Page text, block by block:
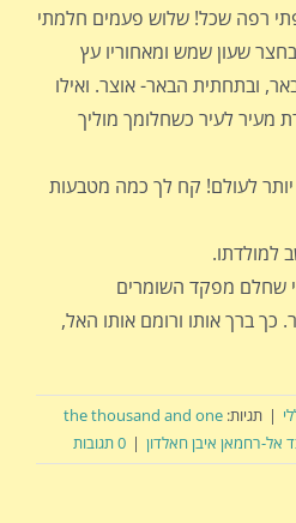
רפה שכל! שלוש פעמים חלמתי
שעון שמש ומאחוריו עץ
ובתחתית הבאר- אוצר. ואילו
מעיר לעיר כשחלומך מוליך
לעולם! קח לך כמה מטבעות
למולדתו.
שחלם מפקד השומרים
כך ברך אותו ורומם אותו האל,
| תגיות: the thousand and one
אל-רחמאן איבן חאלדון | 0 תגובות